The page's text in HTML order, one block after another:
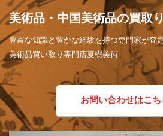
美術品・中国美術品の買取
豊富な知識と豊かな経験を持つ専門家が査
美術品買い取り専門店夏樹美術
お問い合わせはこ